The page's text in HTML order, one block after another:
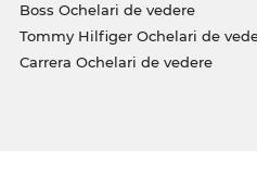
Boss Ochelari de vedere
Tommy Hilfiger Ochelari de
Carrera Ochelari de vedere